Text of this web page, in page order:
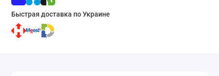
Быстрая доставка по Украине